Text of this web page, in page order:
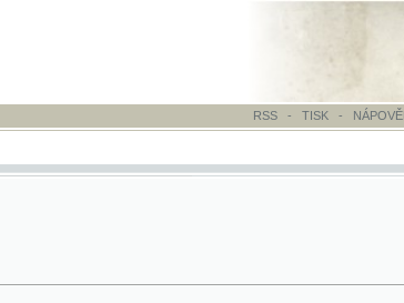
RSS - TISK-NÁPOVĚDA - ODKAZY -